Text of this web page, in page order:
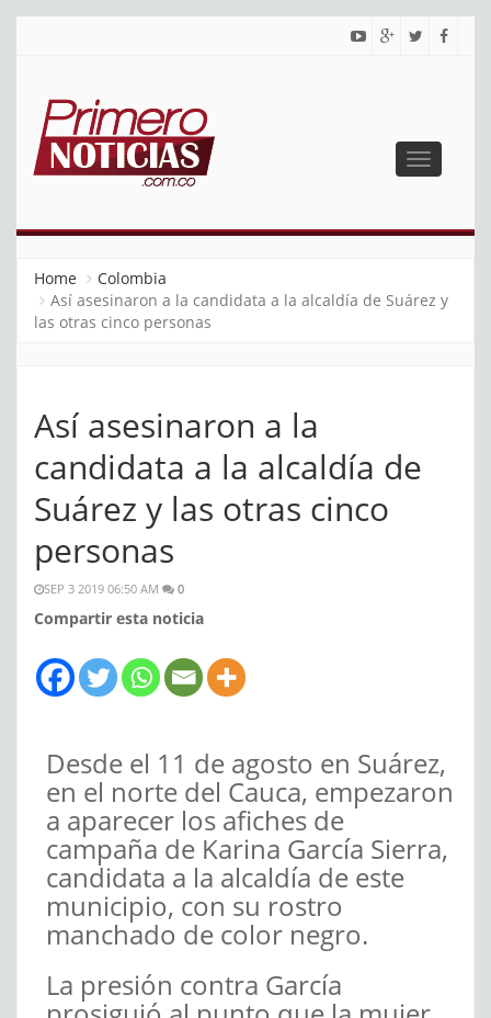
Toggle
Home
Colombia
Así asesinaron a la candidata a la alcaldía de Suárez y
las otras cinco personas
Así asesinaron a la
candidata a la alcaldía de
Suárez y las otras cinco
personas
SEP 3 2019 06:50 AM 0
Compartir esta noticia
Desde el 11 de agosto en Suárez,
en el norte del Cauca, empezaron
a aparecer los afiches de
campaña de Karina García Sierra,
candidata a la alcaldía de este
municipio, con su rostro
manchado de color negro.
La presión contra García